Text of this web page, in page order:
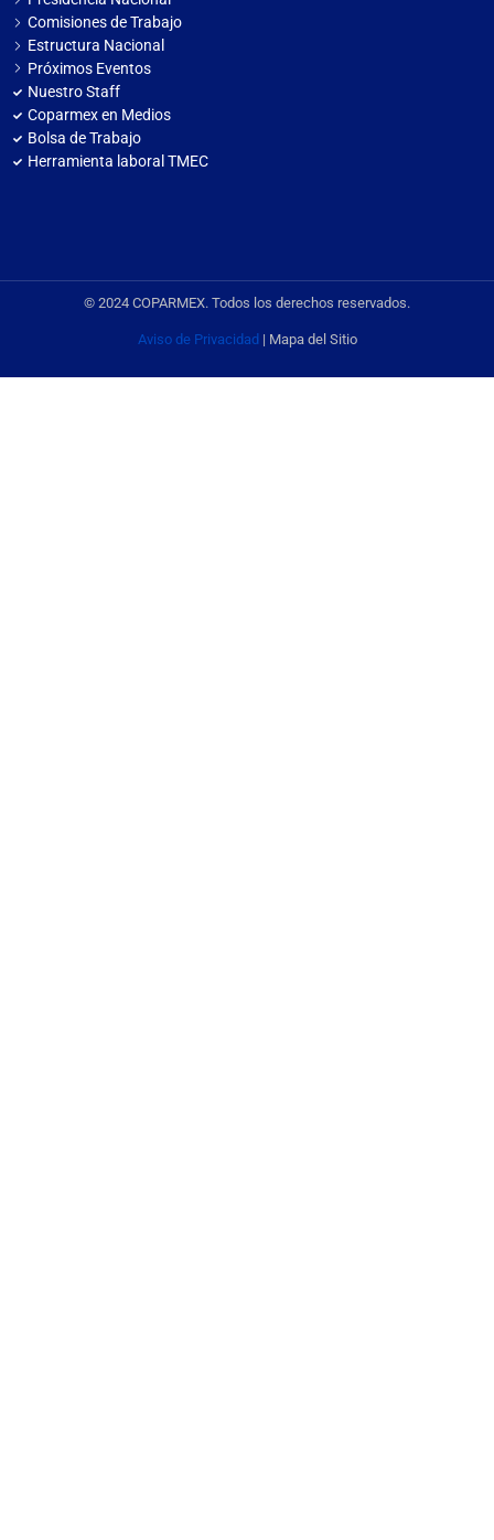
Comisiones de Trabajo
Estructura Nacional
Próximos Eventos
Nuestro Staff
Coparmex en Medios
Bolsa de Trabajo
Herramienta laboral TMEC
© 2024 COPARMEX. Todos los derechos reservados.
Aviso de Privacidad | Mapa del Sitio